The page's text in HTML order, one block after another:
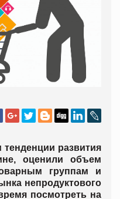
развития
оценили объем
группам и
непродуктового
посмотреть на